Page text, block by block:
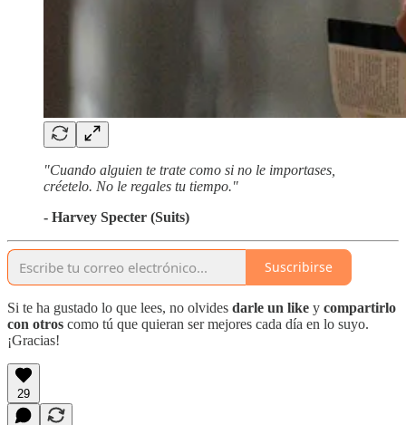
"Cuando alguien te trate como si no le importases,
créetelo. No le regales tu tiempo."
- Harvey Specter (Suits)
Suscribirse
Si te ha gustado lo que lees, no olvides darle un like y compartirlo
con otros como tú que quieran ser mejores cada día en lo suyo.
¡Gracias!
29